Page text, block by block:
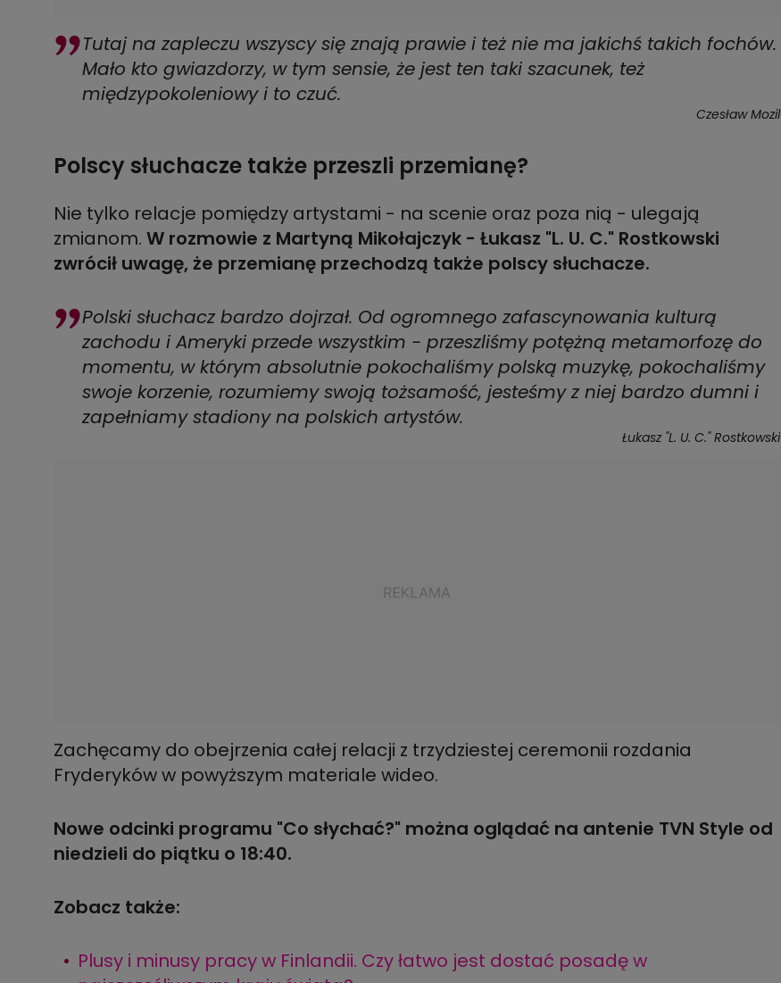
Tutaj na zapleczu wszyscy się znają prawie i też nie ma jakichś takich fochów.
Mało kto gwiazdorzy, w tym sensie, że jest ten taki szacunek, też
międzypokoleniowy i to czuć.
Czesław Mozil
Polscy słuchacze także przeszli przemianę?
Nie tylko relacje pomiędzy artystami - na scenie oraz poza nią - ulegają
zmianom. W rozmowie z Martyną Mikołajczyk - Łukasz "L. U. C." Rostkowski
zwrócił uwagę, że przemianę przechodzą także polscy słuchacze.
Polski słuchacz bardzo dojrzał. Od ogromnego zafascynowania kulturą
zachodu i Ameryki przede wszystkim - przeszliśmy potężną metamorfozę do
momentu, w którym absolutnie pokochaliśmy polską muzykę, pokochaliśmy
swoje korzenie, rozumiemy swoją tożsamość, jesteśmy z niej bardzo dumni i
zapełniamy stadiony na polskich artystów.
Łukasz "L. U. C." Rostkowski
Zachęcamy do obejrzenia całej relacji z trzydziestej ceremonii rozdania
Fryderyków w powyższym materiale wideo.
Nowe odcinki programu "Co słychać?" można oglądać na antenie TVN Style od
niedzieli do piątku o 18:40.
Zobacz także:
Plusy i minusy pracy w Finlandii. Czy łatwo jest dostać posadę w